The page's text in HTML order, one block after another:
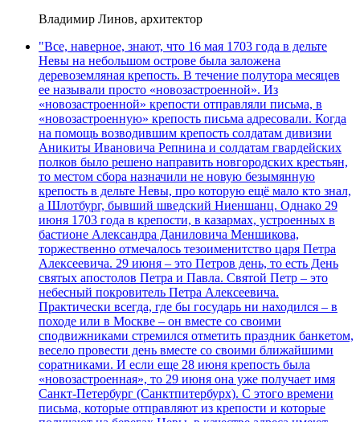
Владимир Линов, архитектор
"Все, наверное, знают, что 16 мая 1703 года в дельте
Невы на небольшом острове была заложена
деревоземляная крепость. В течение полутора месяцев
ее называли просто «новозастроенной». Из
«новозастроенной» крепости отправляли письма, в
«новозастроенную» крепость письма адресовали. Когда
на помощь возводившим крепость солдатам дивизии
Аникиты Ивановича Репнина и солдатам гвардейских
полков было решено направить новгородских крестьян,
то местом сбора назначили не новую безымянную
крепость в дельте Невы, про которую ещё мало кто знал,
а Шлотбург, бывший шведский Ниеншанц. Однако 29
июня 1703 года в крепости, в казармах, устроенных в
бастионе Александра Даниловича Меншикова,
торжественно отмечалось тезоименитство царя Петра
Алексеевича. 29 июня – это Петров день, то есть День
святых апостолов Петра и Павла. Святой Петр – это
небесный покровитель Петра Алексеевича.
Практически всегда, где бы государь ни находился – в
походе или в Москве – он вместе со своими
сподвижниками стремился отметить праздник банкетом,
весело провести день вместе со своими ближайшими
соратниками. И если еще 28 июня крепость была
«новозастроенная», то 29 июня она уже получает имя
Санкт-Петербург (Санктпитербурх). С этого времени
письма, которые отправляют из крепости и которые